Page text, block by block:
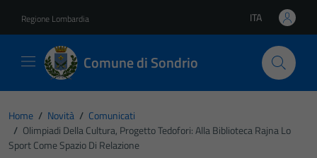
Regione Lombardia Lingua attiva:
ITA
Comune di Sondrio
Home / Novità / Comunicati
/ Olimpiadi Della Cultura, Progetto Tedofori: Alla Biblioteca Rajna Lo
Sport Come Spazio Di Relazione